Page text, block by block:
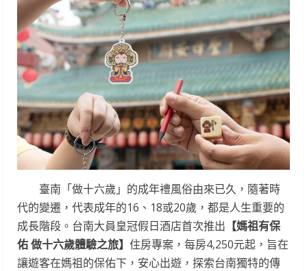
臺南「做十六歲」的成年禮風俗由來已久，隨著時
代的變遷，代表成年的16、18或20歲，都是人生重要的
成長階段。台南大員皇冠假日酒店首次推出 【媽祖有保
佑 做十六歲體驗之旅】 住房專案，每房4,250元起，旨在
讓遊客在媽祖的保佑下，安心出遊，探索台南獨特的傳